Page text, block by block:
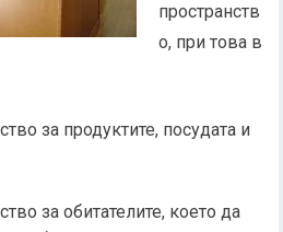
пространств
о, при това в
за продуктите, посудата и
за обитателите, което да